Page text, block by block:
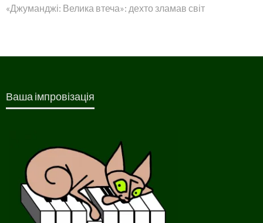
«Джуманджі: Велика втеча»: дехто зламав світ
Ваша імпровізація